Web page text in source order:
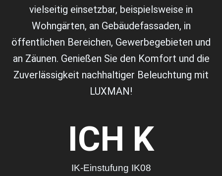
vielseitig einsetzbar, beispielsweise in
Wohngärten, an Gebäudefassaden, in
öffentlichen Bereichen, Gewerbegebieten und
an Zäunen. Genießen Sie den Komfort und die
Zuverlässigkeit nachhaltiger Beleuchtung mit
LUXMAN!
IK-Einstufung IK08
ICH K